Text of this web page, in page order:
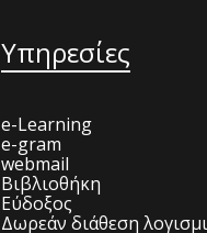
Υπηρεσίες
e-Learning
e-gram
webmail
Βιβλιοθήκη
Εύδοξος
Δωρεάν διάθεση